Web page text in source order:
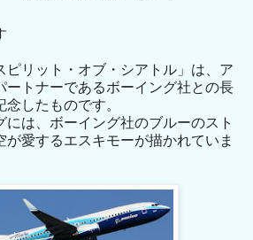
ピリット・オブ・シアトル」は、ア
ートナーであるボーイング社との長
したものです。
には、ボーイング社のブルーのスト
愛するエスキモーが描かれていま